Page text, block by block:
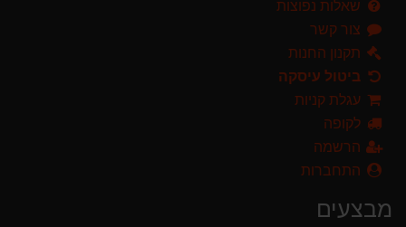
שאלות נפוצות
צור קשר
תקנון החנות
ביטול עיסקה
עגלת קניות
לקופה
הרשמה
התחברות
מבצעים
589.00 ₪
299.00 ₪
מברג נטען היברו HYBRO H300
119.00 ₪